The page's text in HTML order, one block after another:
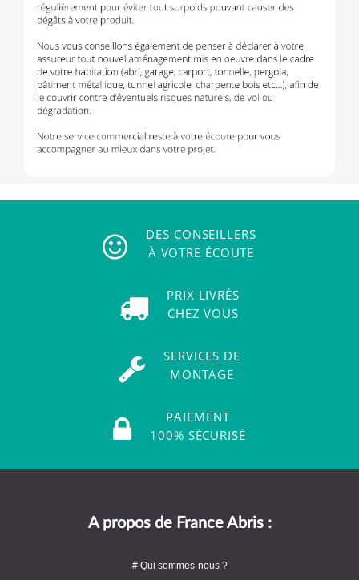
DES CONSEILLERS
À VOTRE ÉCOUTE
PRIX LIVRÉS
CHEZ VOUS
SERVICES DE
MONTAGE
PAIEMENT
100% SÉCURISÉ
A propos de France Abris :
# Qui sommes-nous ?